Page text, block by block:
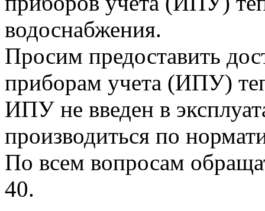
водоснабжения.
Просим предоставить
приборам учета (ИПУ)
ИПУ не введен в
производиться по
По всем вопросам
40.